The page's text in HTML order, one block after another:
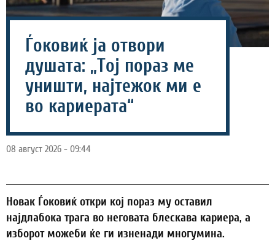
Ѓоковиќ ја отвори
душата: „Тој пораз ме
уништи, најтежок ми е
во кариерата“
08 август 2026 - 09:44
Новак Ѓоковиќ откри кој пораз му оставил
најдлабока трага во неговата блескава кариера, а
изборот можеби ќе ги изненади многумина.